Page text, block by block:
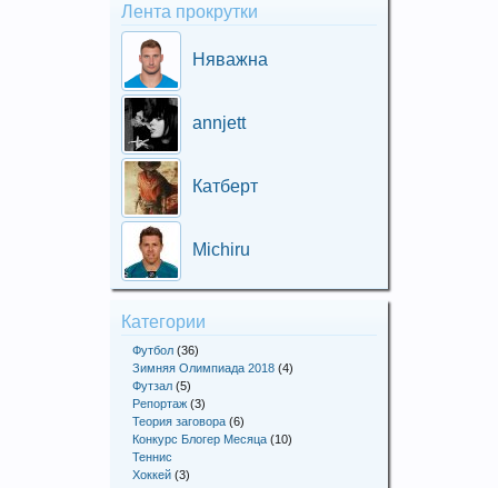
Лента прокрутки
Няважна
annjett
Катберт
Michiru
Категории
Футбол (36)
Зимняя Олимпиада 2018 (4)
Футзал (5)
Репортаж (3)
Теория заговора (6)
Конкурс Блогер Месяца (10)
Теннис
Хоккей (3)